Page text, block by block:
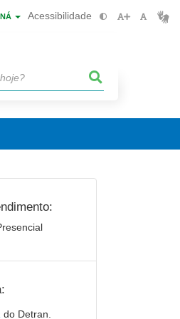
Acessibilidade
do Detran.